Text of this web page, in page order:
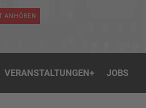
ANHÖREN
VERANSTALTUNGEN+ JOBS